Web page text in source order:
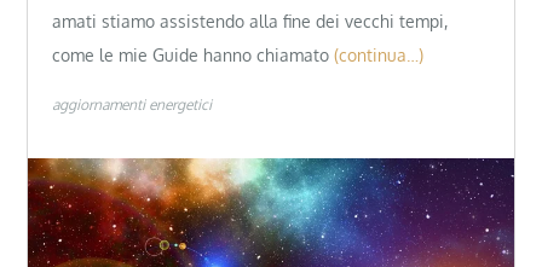
amati stiamo assistendo alla fine dei vecchi tempi,
come le mie Guide hanno chiamato (continua…)
aggiornamenti energetici